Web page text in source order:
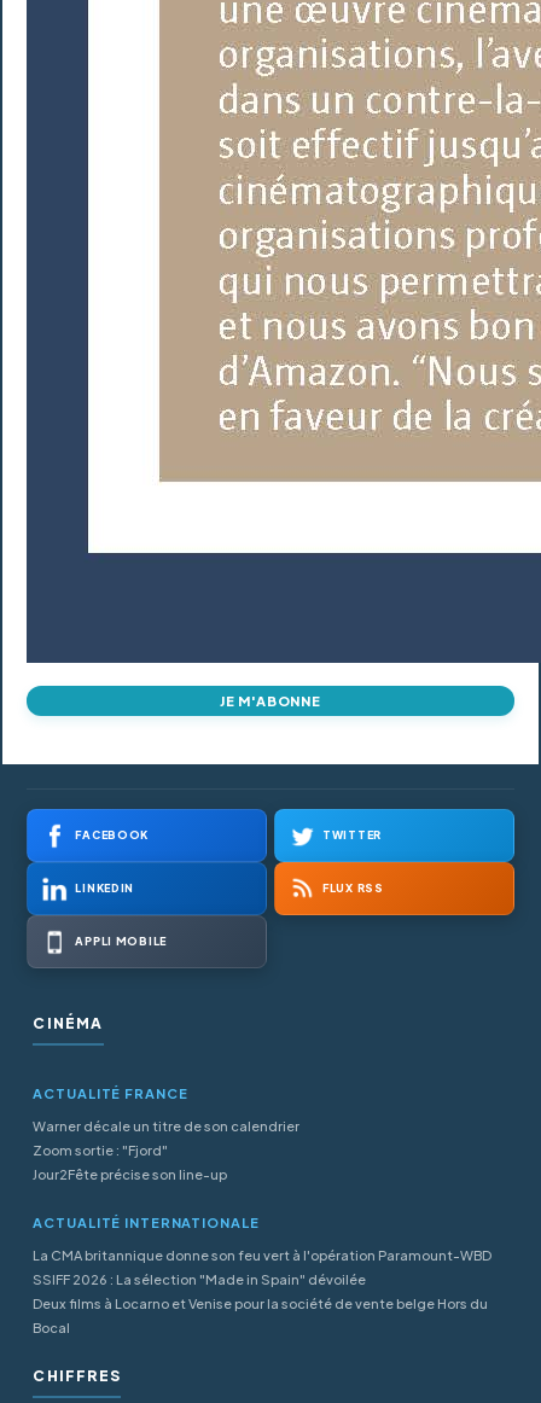
JE M'ABONNE
FACEBOOK TWITTER
LINKEDIN FLUX RSS
APPLI MOBILE
CINÉMA
ACTUALITÉ FRANCE
Warner décale un titre de son calendrier
Zoom sortie : "Fjord"
Jour2Fête précise son line-up
ACTUALITÉ INTERNATIONALE
La CMA britannique donne son feu vert à l'opération Paramount-WBD
SSIFF 2026 : La sélection "Made in Spain" dévoilée
Deux films à Locarno et Venise pour la société de vente belge Hors du
Bocal
CHIFFRES